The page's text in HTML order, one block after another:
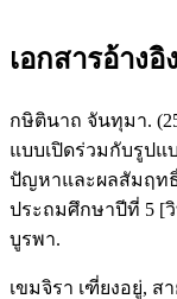
เอกสารอ้างอิง
กษิตินาถ จันทุมา.
แบบเปิดร่วมกับรูปแ
ปัญหาและผลสัมฤท
ประถมศึกษาปีที่ 5
บูรพา.
เขมจิรา เฑี่ยงอยู่, ส